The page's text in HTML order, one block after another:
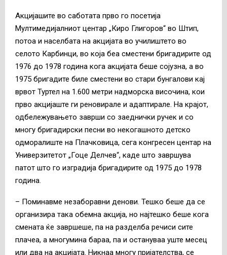
Акцијашите во саботата прво го посетија
Мултимедијалниот центар „Киро Глигоров“ во Штип,
потоа и населбата на акцијата во училиштето во
селото Карбинци, во која беа сместени бригадирите од
1976 до 1978 година кога акцијата беше сојузна, а во
1975 бригадите биле сместени во стари бунгалови кај
врвот Туртел на 1.600 метри надморска височина, кои
прво акцијаште ги реновирале и адаптирале. На крајот,
одбележувањето заврши со заеднички ручек и со
многу бригадирски песни во некогашното детско
одморалиште на Плачковица, сега конгресен центар на
Универзитетот „Гоце Делчев“, каде што завршува
патот што го изградија бригадирите од 1975 до 1978
година.
– Поминавме незаборавни денови. Тешко беше да се
организира така обемна акција, но најтешко беше кога
смената ќе завршеше, па на разделба речиси сите
плачеа, а многумина бараа, па и остануваа уште месец
или два на акцијата. Никнаа многу пријателства, се